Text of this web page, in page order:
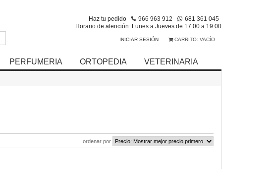
Haz tu pedido 966 963 912
681 361 045
Horario de atención: Lunes a Jueves de 17:00 a 19:00
CARRITO: VACÍO
INICIAR SESIÓN
PERFUMERIA ORTOPEDIA VETERINARIA
ordenar por